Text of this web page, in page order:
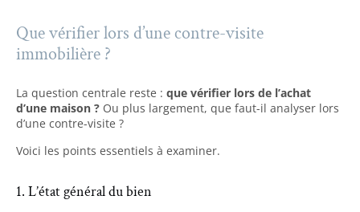
Que vérifier lors d’une contre-visite
immobilière ?
La question centrale reste : que vérifier lors de l’achat
d’une maison ? Ou plus largement, que faut-il analyser lors
d’une contre-visite ?
Voici les points essentiels à examiner.
1. L’état général du bien